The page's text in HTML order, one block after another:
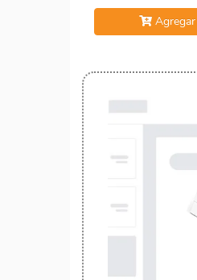
Agregar